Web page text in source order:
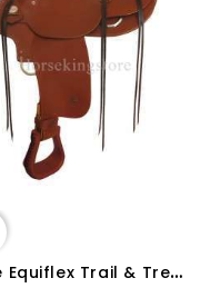
S
elle Equiflex Trail & Trek X-Full